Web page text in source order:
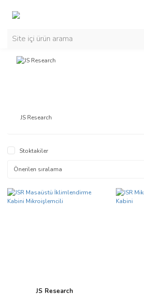
JS Research
Stoktakiler
JS Research